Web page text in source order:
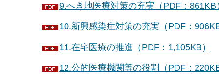
9.へき地医療対策の充実（PDF：861KB
10.新興感染症対策の充実（PDF：906KB
11.在宅医療の推進（PDF：1,105KB）
12.公的医療機関等の役割（PDF：220KB